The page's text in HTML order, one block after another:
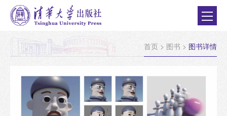
首页 > 图书 > 图书详情